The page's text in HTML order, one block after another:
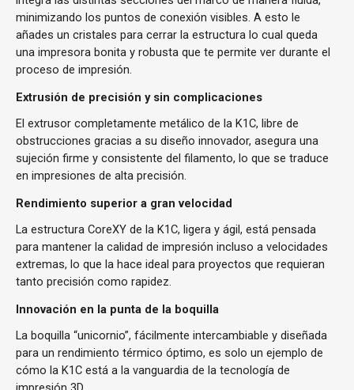
minimizando los puntos de conexión visibles. A esto le
añades un cristales para cerrar la estructura lo cual queda
una impresora bonita y robusta que te permite ver durante el
proceso de impresión.
Extrusión de precisión y sin complicaciones
El extrusor completamente metálico de la K1C, libre de
obstrucciones gracias a su diseño innovador, asegura una
sujeción firme y consistente del filamento, lo que se traduce
en impresiones de alta precisión.
Rendimiento superior a gran velocidad
La estructura CoreXY de la K1C, ligera y ágil, está pensada
para mantener la calidad de impresión incluso a velocidades
extremas, lo que la hace ideal para proyectos que requieran
tanto precisión como rapidez.
Innovación en la punta de la boquilla
La boquilla “unicornio”, fácilmente intercambiable y diseñada
para un rendimiento térmico óptimo, es solo un ejemplo de
cómo la K1C está a la vanguardia de la tecnología de